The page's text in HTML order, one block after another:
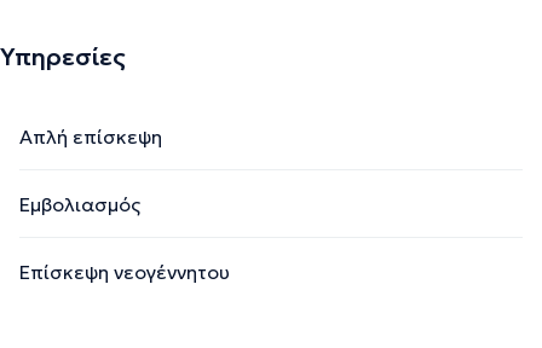
Υπηρεσίες
Απλή επίσκεψη
Εμβολιασμός
Επίσκεψη νεογέννητου